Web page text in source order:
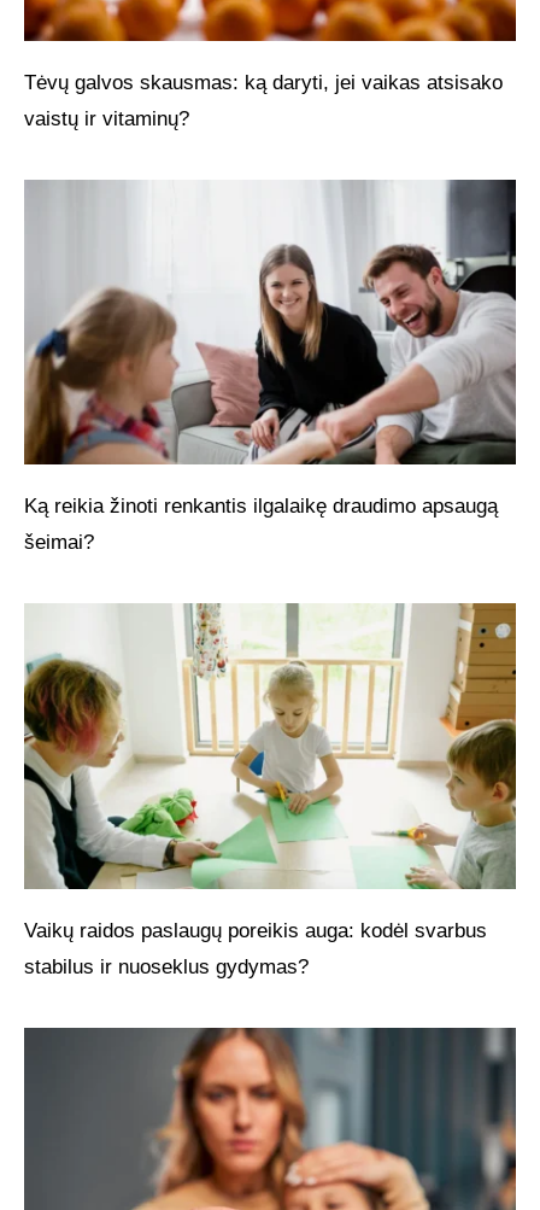
Tėvų galvos skausmas: ką daryti, jei vaikas atsisako
vaistų ir vitaminų?
Ką reikia žinoti renkantis ilgalaikę draudimo apsaugą
šeimai?
Vaikų raidos paslaugų poreikis auga: kodėl svarbus
stabilus ir nuoseklus gydymas?